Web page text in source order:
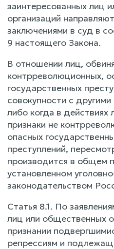
заинтересованных лиц
организаций
заключениями в суд в
9 настоящего Закона.
В отношении лиц,
контрреволюционных,
государственных
совокупности с
либо когда в действиях
признаки не
опасных
преступлений,
производится в общем
установленном
законодательством
Статья 8.1. По
лиц или общественных
признании
репрессиям и